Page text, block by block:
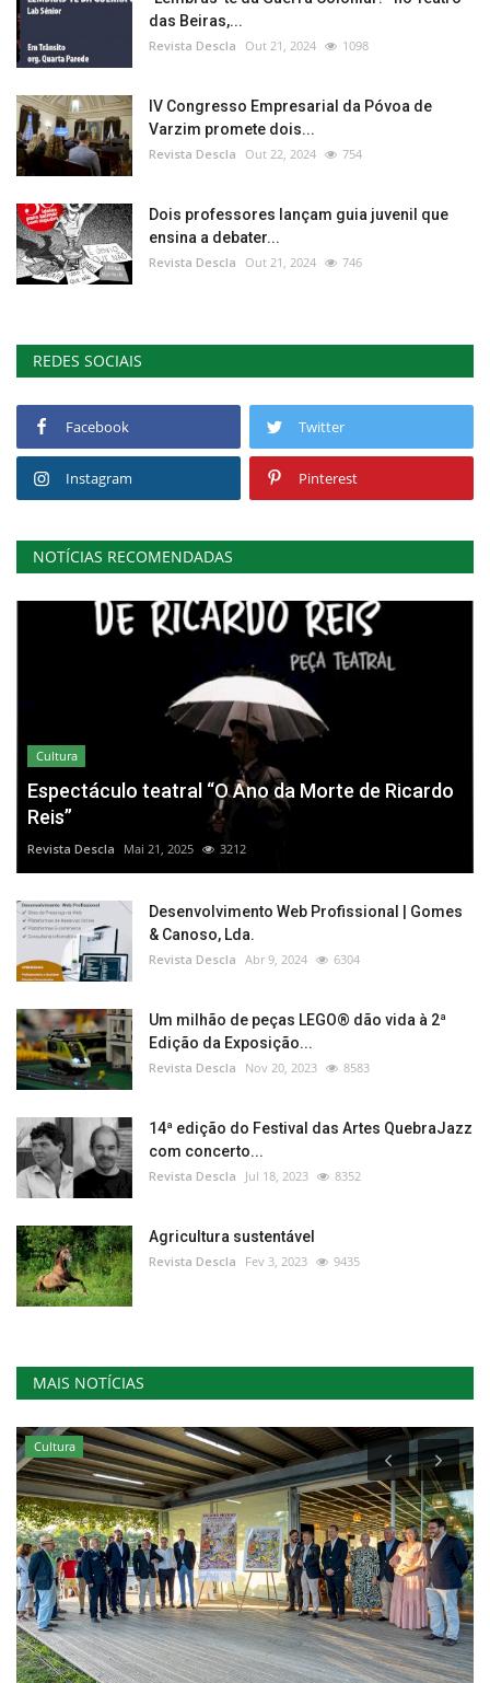
das Beiras,...
Revista Descla Out 21, 2024 1098
IV Congresso Empresarial da Póvoa de
Varzim promete dois...
Revista Descla Out 22, 2024 754
Dois professores lançam guia juvenil que
ensina a debater...
Revista Descla Out 21, 2024 746
REDES SOCIAIS
Facebook Twitter
Instagram Pinterest
NOTÍCIAS RECOMENDADAS
Cultura
Espectáculo teatral “O Ano da Morte de Ricardo
Reis”
Revista Descla Mai 21, 2025 3212
Desenvolvimento Web Profissional | Gomes
& Canoso, Lda.
Revista Descla Abr 9, 2024 6304
Um milhão de peças LEGO® dão vida à 2ª
Edição da Exposição...
Revista Descla Nov 20, 2023 8583
14ª edição do Festival das Artes QuebraJazz
com concerto...
Revista Descla Jul 18, 2023 8352
Agricultura sustentável
Revista Descla Fev 3, 2023 9435
MAIS NOTÍCIAS
Cultura